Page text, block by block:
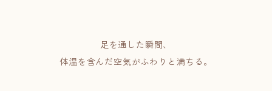
足を通した瞬間、
体温を含んだ空気がふわりと満ちる。